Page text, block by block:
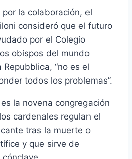
la colaboración, el
consideró que el futuro
por el Colegio
obispos del mundo
“no es el
todos los problemas”.
la novena congregación
cardenales regulan el
tras la muerte o
y que sirve de